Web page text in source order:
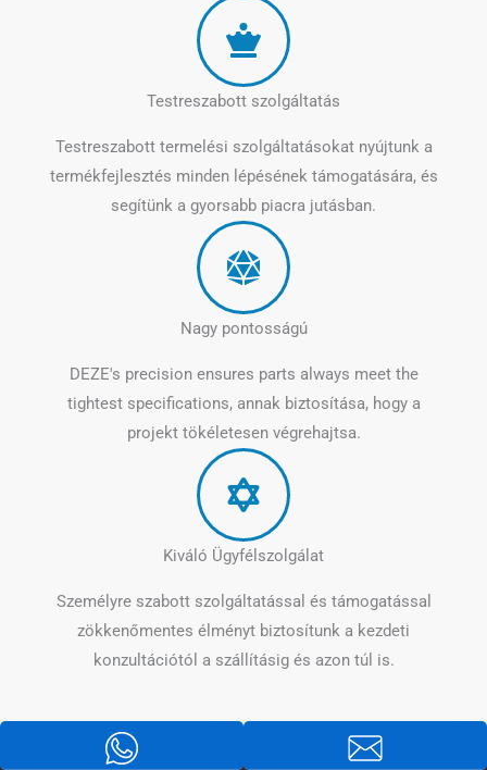
Testreszabott szolgáltatás
Testreszabott termelési szolgáltatásokat nyújtunk a
termékfejlesztés minden lépésének támogatására, és
segítünk a gyorsabb piacra jutásban.
Nagy pontosságú
DEZE's precision ensures parts always meet the
tightest specifications, annak biztosítása, hogy a
projekt tökéletesen végrehajtsa.
Kiváló Ügyfélszolgálat
Személyre szabott szolgáltatással és támogatással
zökkenőmentes élményt biztosítunk a kezdeti
konzultációtól a szállításig és azon túl is.